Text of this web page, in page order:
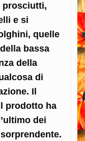
prosciutti,
e si
quelle
bassa
della
di
Il
prodotto ha
dei